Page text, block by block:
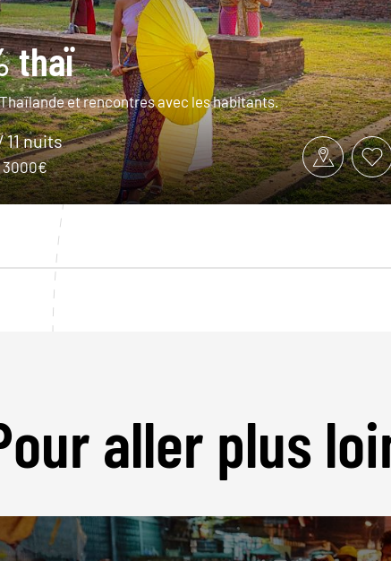
thaï
et rencontres avec les habitants.
11 nuits
3000€
aller plus